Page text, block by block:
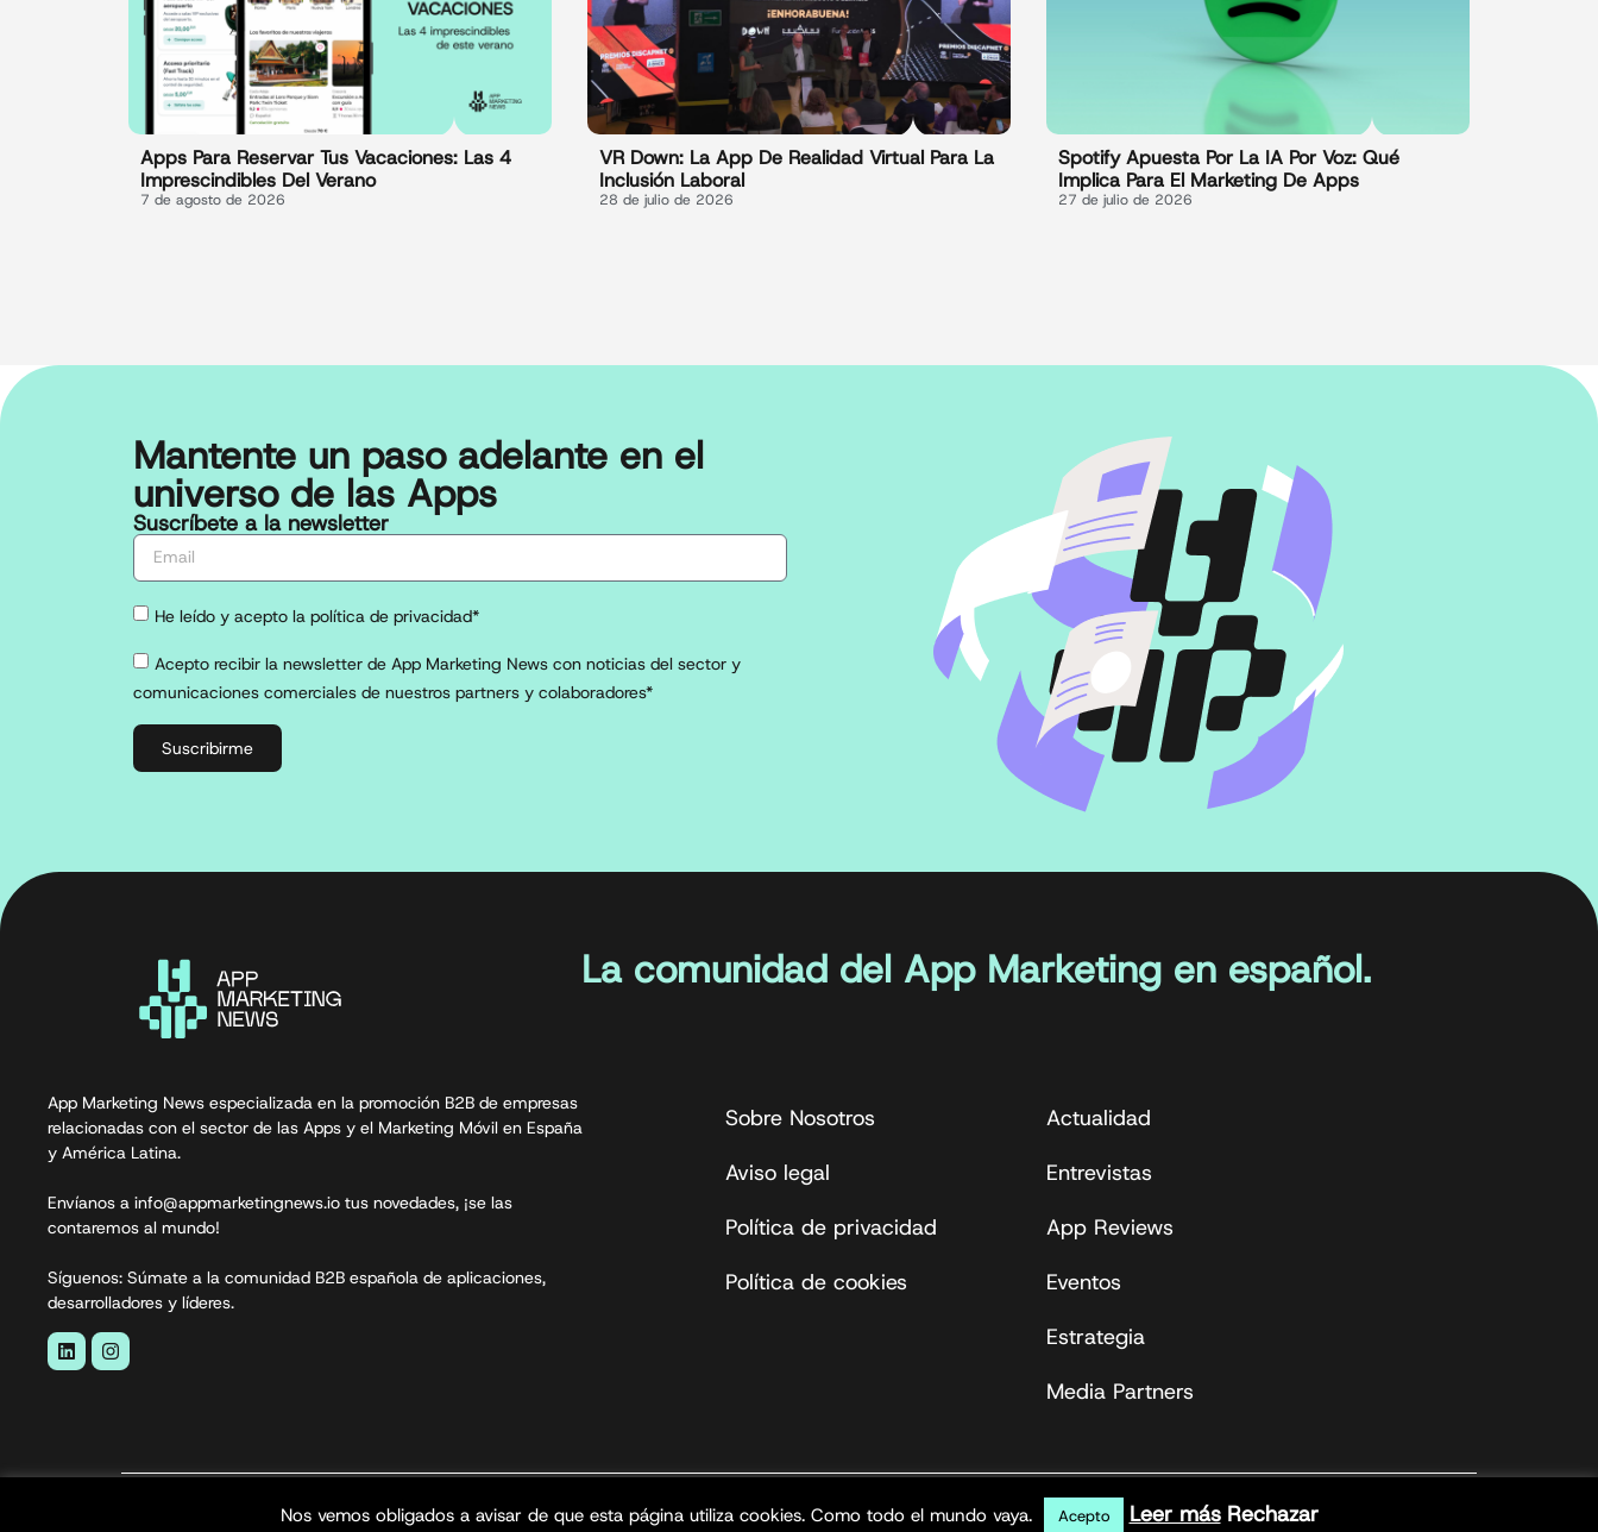
Apps Para Reservar Tus Vacaciones: Las 4
Imprescindibles Del Verano
7 de agosto de 2026
VR Down: La App De Realidad Virtual Para La
Inclusión Laboral
28 de julio de 2026
Spotify Apuesta Por La IA Por Voz: Qué
Implica Para El Marketing De Apps
27 de julio de 2026
Mantente un paso adelante en el
universo de las Apps
Suscríbete a la newsletter
He leído y acepto la política de privacidad*
Acepto recibir la newsletter de App Marketing News con noticias del sector y
comunicaciones comerciales de nuestros partners y colaboradores*
Suscribirme
La comunidad del App Marketing en español.
App Marketing News especializada en la promoción B2B de empresas
relacionadas con el sector de las Apps y el Marketing Móvil en España
y América Latina.
Envíanos a info@appmarketingnews.io tus novedades, ¡se las
contaremos al mundo!
Síguenos: Súmate a la comunidad B2B española de aplicaciones,
desarrolladores y líderes.
Sobre Nosotros
Aviso legal
Política de privacidad
Política de cookies
Actualidad
Entrevistas
App Reviews
Eventos
Estrategia
Media Partners
App Marketing News© 2026. Todos los derechos reservados.
Nos vemos obligados a avisar de que esta página utiliza cookies. Como todo el mundo vaya. Acepto Leer más Rechazar